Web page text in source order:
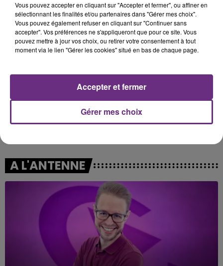
19h42
19h42
ANGELE & JUSTICE
19h40
19h40
LOREEN
A L'ANTENNE
Vous pouvez accepter en cliquant sur "Accepter et fermer", ou affiner en
sélectionnant les finalités et/ou partenaires dans "Gérer mes choix".
Vous pouvez également refuser en cliquant sur "Continuer sans
accepter". Vos préférences ne s'appliqueront que pour ce site. Vous
pouvez mettre à jour vos choix, ou retirer votre consentement à tout
moment via le lien "Gérer les cookies" situé en bas de chaque page.
Gérer mes choix
Accepter et fermer